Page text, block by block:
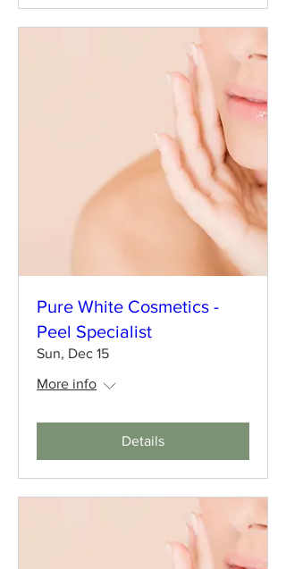
Pure White Cosmetics -
Peel Specialist
Sun, Dec 15
More info
Details